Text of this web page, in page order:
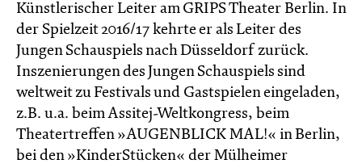
Künstlerischer Leiter am GRIPS Theater Berlin. In
der Spielzeit 2016/17 kehrte er als Leiter des
Jungen Schauspiels nach Düsseldorf zurück.
Inszenierungen des Jungen Schauspiels sind
weltweit zu Festivals und Gastspielen eingeladen,
z.B. u.a. beim Assitej-Weltkongress, beim
Theatertreffen »AUGENBLICK MAL!« in Berlin,
bei den »KinderStücken« der Mülheimer